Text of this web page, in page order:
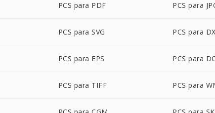
PCS para PDF PCS para
PCS para SVG PCS para
PCS para EPS PCS para
PCS para TIFF PCS para